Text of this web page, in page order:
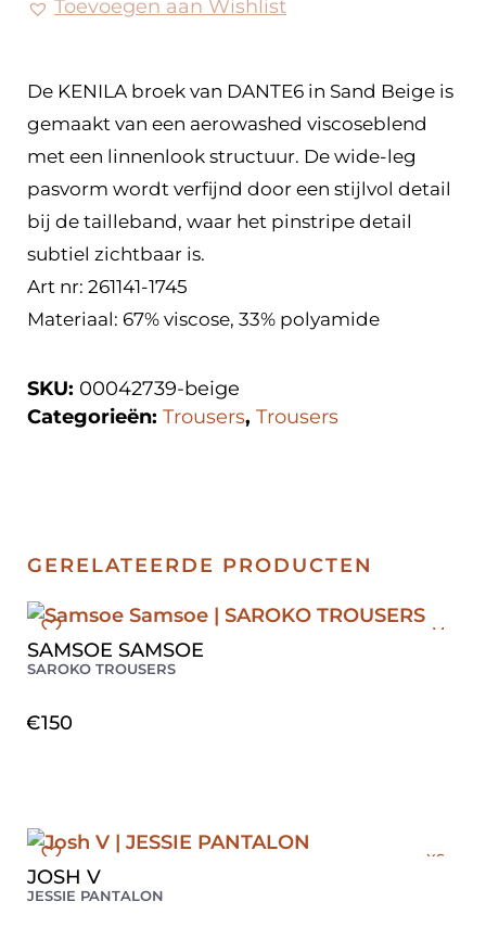
Toevoegen aan Wishlist
De KENILA broek van DANTE6 in Sand Beige is
gemaakt van een aerowashed viscoseblend
met een linnenlook structuur. De wide-leg
pasvorm wordt verfijnd door een stijlvol detail
bij de tailleband, waar het pinstripe detail
subtiel zichtbaar is.
Art nr: 261141-1745
Materiaal: 67% viscose, 33% polyamide
SKU: 00042739-beige
Categorieën: Trousers, Trousers
GERELATEERDE PRODUCTEN
SAMSOE SAMSOE
SAROKO TROUSERS
€150
M
JOSH V
JESSIE PANTALON
XS